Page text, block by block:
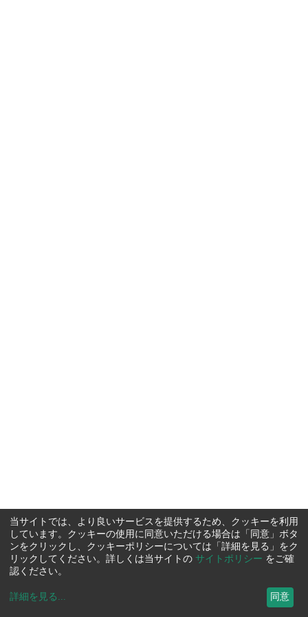
当サイトでは、より良いサービスを提供するため、クッキーを利用
しています。クッキーの使用に同意いただける場合は「同意」ボタ
ンをクリックし、クッキーポリシーについては「詳細を見る」をク
リックしてください。詳しくは当サイトの サイトポリシー をご確
認ください。
詳細を見る ... 同意